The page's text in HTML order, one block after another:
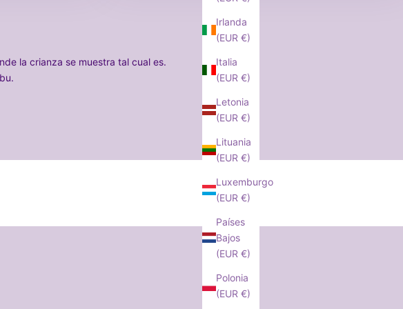
Irlanda
(EUR €)
Italia
(EUR €)
Letonia
(EUR €)
Lituania
(EUR €)
Luxemburgo
(EUR €)
Países
Bajos
(EUR €)
Polonia
(EUR €)
la crianza se muestra tal cual es.